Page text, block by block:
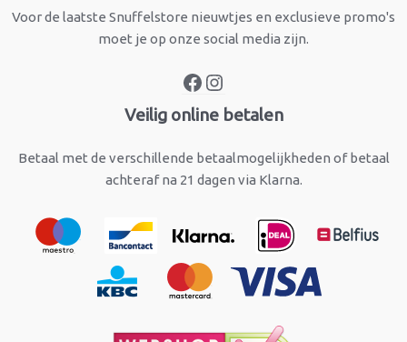
Voor de laatste Snuffelstore nieuwtjes en exclusieve promo's
moet je op onze social media zijn.
Veilig online betalen
Betaal met de verschillende betaalmogelijkheden of betaal
achteraf na 21 dagen via Klarna.